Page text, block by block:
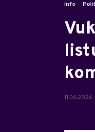
Info